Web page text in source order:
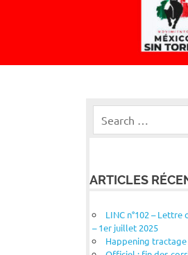
ARTICLES
LINC n°102 –
– 1er juillet 2025
Happening